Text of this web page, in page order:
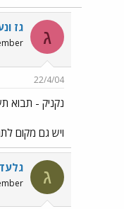
ג גז
22/4/04
נקניק - תבוא
ויש גם מקום
ג